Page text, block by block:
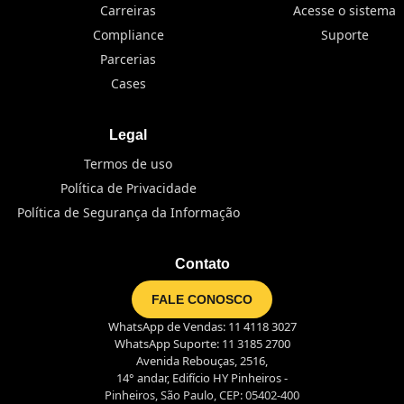
Carreiras
Compliance
Parcerias
Cases
Acesse o sistema
Suporte
Legal
Termos de uso
Política de Privacidade
Política de Segurança da Informação
Contato
FALE CONOSCO
WhatsApp de Vendas: 11 4118 3027
WhatsApp Suporte: 11 3185 2700
Avenida Rebouças, 2516,
14° andar, Edifício HY Pinheiros -
Pinheiros, São Paulo, CEP: 05402-400